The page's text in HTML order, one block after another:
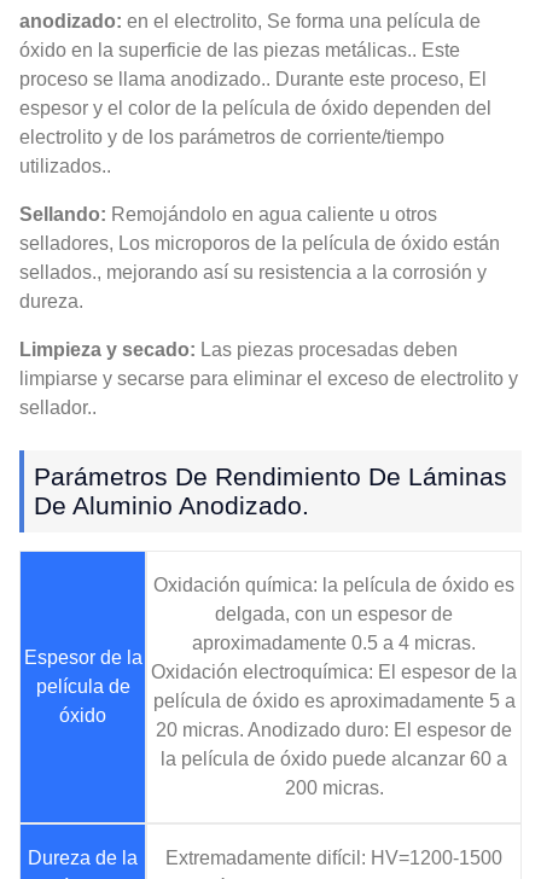
anodizado: en el electrolito, Se forma una película de
óxido en la superficie de las piezas metálicas.. Este
proceso se llama anodizado.. Durante este proceso, El
espesor y el color de la película de óxido dependen del
electrolito y de los parámetros de corriente/tiempo
utilizados..
Sellando: Remojándolo en agua caliente u otros
selladores, Los microporos de la película de óxido están
sellados., mejorando así su resistencia a la corrosión y
dureza.
Limpieza y secado: Las piezas procesadas deben
limpiarse y secarse para eliminar el exceso de electrolito y
sellador..
Parámetros De Rendimiento De Láminas
De Aluminio Anodizado.
Espesor de la
película de
óxido
Oxidación química: la película de óxido es
delgada, con un espesor de
aproximadamente 0.5 a 4 micras.
Oxidación electroquímica: El espesor de la
película de óxido es aproximadamente 5 a
20 micras. Anodizado duro: El espesor de
la película de óxido puede alcanzar 60 a
200 micras.
Dureza de la
Extremadamente difícil: HV=1200-1500